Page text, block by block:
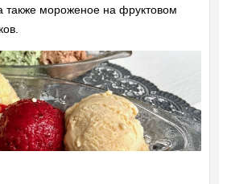
также мороженое на фруктовом